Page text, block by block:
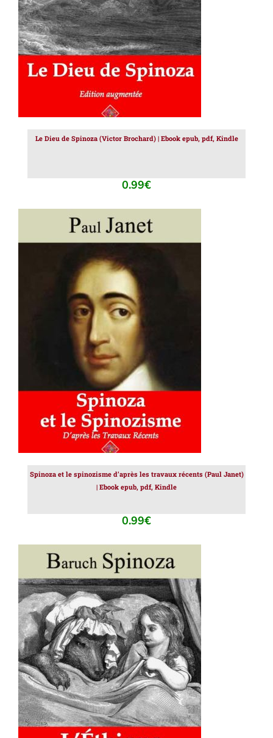
Le Dieu de Spinoza (Victor Brochard) | Ebook epub, pdf, Kindle
0.99€
AJOUTER AU PANIER /
Spinoza et le spinozisme d’après les travaux récents (Paul Janet)
| Ebook epub, pdf, Kindle
0.99€
AJOUTER AU PANIER / DÉTAILS